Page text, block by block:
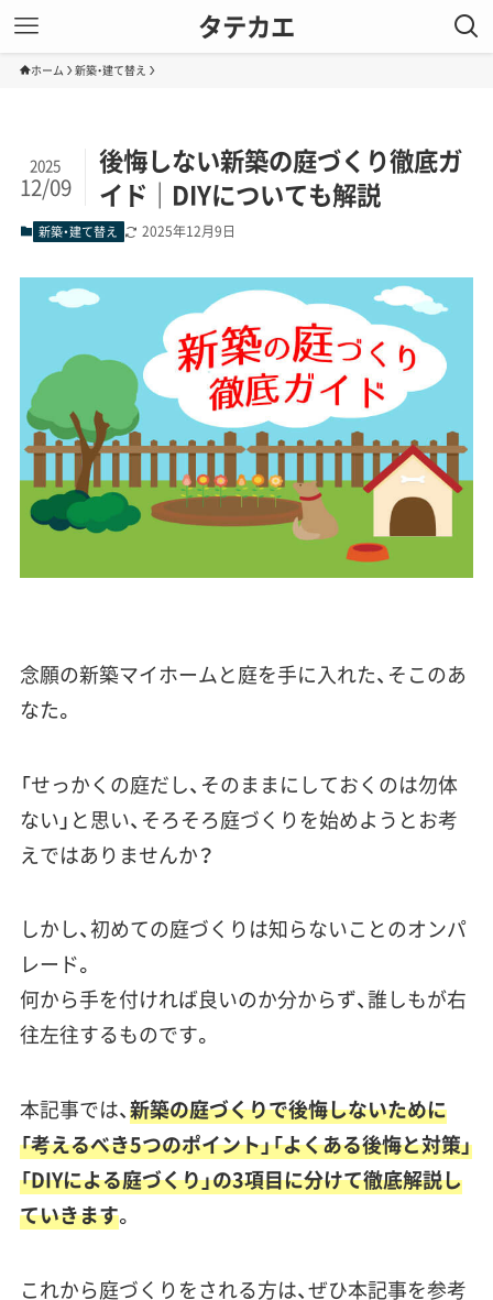
タテカエ
ホーム 新築・建て替え
後悔しない新築の庭づくり徹底ガ
イド｜DIYについても解説
2025
12/09
新築・建て替え 2025年12月9日
念願の新築マイホームと庭を手に入れた、そこのあ
なた。
「せっかくの庭だし、そのままにしておくのは勿体
ない」と思い、 そろそろ庭づくりを始めよう とお考
えではありませんか？
しかし、初めての庭づくりは知らないことのオンパ
レード。
何から手を付ければ良いのか分からず、誰しもが右
往左往するものです。
本記事では、新築の庭づくりで後悔しないために
「考えるべき5つのポイント」「よくある後悔と対策」
「DIYによる庭づくり」の3項目に分けて徹底解説し
ていきます。
これから庭づくりをされる方は、ぜひ本記事を参考